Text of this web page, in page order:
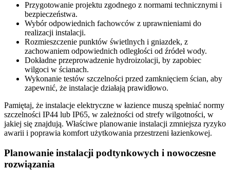
Przygotowanie projektu zgodnego z normami technicznymi i
bezpieczeństwa.
Wybór odpowiednich fachowców z uprawnieniami do
realizacji instalacji.
Rozmieszczenie punktów świetlnych i gniazdek, z
zachowaniem odpowiednich odległości od źródeł wody.
Dokładne przeprowadzenie hydroizolacji, by zapobiec
wilgoci w ścianach.
Wykonanie testów szczelności przed zamknięciem ścian, aby
zapewnić, że instalacje działają prawidłowo.
Pamiętaj, że instalacje elektryczne w łazience muszą spełniać normy
szczelności IP44 lub IP65, w zależności od strefy wilgotności, w
jakiej się znajdują. Właściwe planowanie instalacji zmniejsza ryzyko
awarii i poprawia komfort użytkowania przestrzeni łazienkowej.
Planowanie instalacji podtynkowych i nowoczesne
rozwiązania